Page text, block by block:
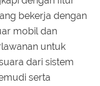
bekerja dengan
mobil dan
untuk
dari sistem
serta